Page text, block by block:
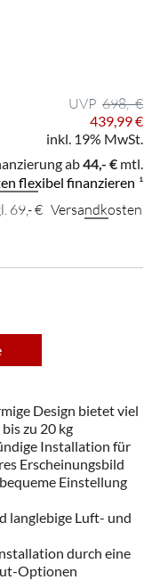
698,- €
439,99 €
inkl. 19% MwSt.
ab44,- € mtl.
flexibel finanzieren ¹
69,- € Versandkosten
Design bietet viel
zu 20 kg
Installation für
Erscheinungsbild
Einstellung
langlebige Luft- und
durch eine
Optionen